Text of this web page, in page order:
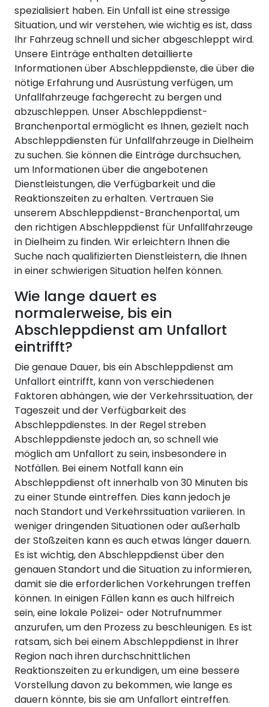
spezialisiert haben. Ein Unfall ist eine stressige
Situation, und wir verstehen, wie wichtig es ist, dass
Ihr Fahrzeug schnell und sicher abgeschleppt wird.
Unsere Einträge enthalten detaillierte
Informationen über Abschleppdienste, die über die
nötige Erfahrung und Ausrüstung verfügen, um
Unfallfahrzeuge fachgerecht zu bergen und
abzuschleppen. Unser Abschleppdienst-
Branchenportal ermöglicht es Ihnen, gezielt nach
Abschleppdiensten für Unfallfahrzeuge in Dielheim
zu suchen. Sie können die Einträge durchsuchen,
um Informationen über die angebotenen
Dienstleistungen, die Verfügbarkeit und die
Reaktionszeiten zu erhalten. Vertrauen Sie
unserem Abschleppdienst-Branchenportal, um
den richtigen Abschleppdienst für Unfallfahrzeuge
in Dielheim zu finden. Wir erleichtern Ihnen die
Suche nach qualifizierten Dienstleistern, die Ihnen
in einer schwierigen Situation helfen können.
Wie lange dauert es
normalerweise, bis ein
Abschleppdienst am Unfallort
eintrifft?
Die genaue Dauer, bis ein Abschleppdienst am
Unfallort eintrifft, kann von verschiedenen
Faktoren abhängen, wie der Verkehrssituation, der
Tageszeit und der Verfügbarkeit des
Abschleppdienstes. In der Regel streben
Abschleppdienste jedoch an, so schnell wie
möglich am Unfallort zu sein, insbesondere in
Notfällen. Bei einem Notfall kann ein
Abschleppdienst oft innerhalb von 30 Minuten bis
zu einer Stunde eintreffen. Dies kann jedoch je
nach Standort und Verkehrssituation variieren. In
weniger dringenden Situationen oder außerhalb
der Stoßzeiten kann es auch etwas länger dauern.
Es ist wichtig, den Abschleppdienst über den
genauen Standort und die Situation zu informieren,
damit sie die erforderlichen Vorkehrungen treffen
können. In einigen Fällen kann es auch hilfreich
sein, eine lokale Polizei- oder Notrufnummer
anzurufen, um den Prozess zu beschleunigen. Es ist
ratsam, sich bei einem Abschleppdienst in Ihrer
Region nach ihren durchschnittlichen
Reaktionszeiten zu erkundigen, um eine bessere
Vorstellung davon zu bekommen, wie lange es
dauern könnte, bis sie am Unfallort eintreffen.